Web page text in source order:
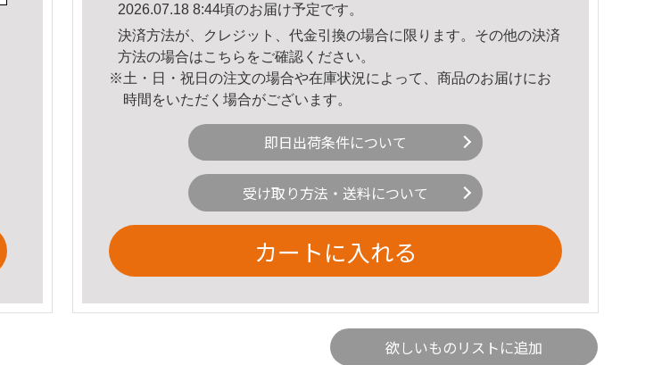
2026.07.18 8:44頃のお届け予定です。
決済方法が、クレジット、代金引換の場合に限ります。その他の決済
方法の場合はこちら をご確認ください。
※土・日・祝日の注文の場合や在庫状況によって、商品のお届けにお
時間をいただく場合がございます。
即日出荷条件について
受け取り方法・送料について
カートに入れる
欲しいものリストに追加